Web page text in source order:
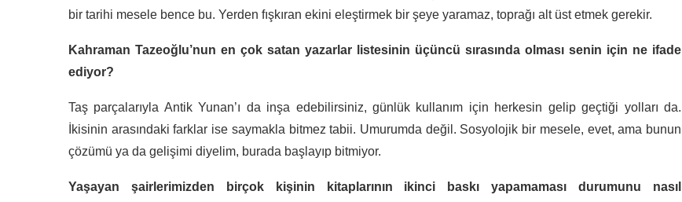
bir tarihi mesele bence bu. Yerden fışkıran ekini eleştirmek bir şeye yaramaz, toprağı alt üst etmek gerekir.
Kahraman Tazeoğlu’nun en çok satan yazarlar listesinin üçüncü sırasında olması senin için ne ifade
ediyor?
Taş parçalarıyla Antik Yunan’ı da inşa edebilirsiniz, günlük kullanım için herkesin gelip geçtiği yolları da.
İkisinin arasındaki farklar ise saymakla bitmez tabii. Umurumda değil. Sosyolojik bir mesele, evet, ama bunun
çözümü ya da gelişimi diyelim, burada başlayıp bitmiyor.
Yaşayan şairlerimizden birçok kişinin kitaplarının ikinci baskı yapamaması durumunu nasıl